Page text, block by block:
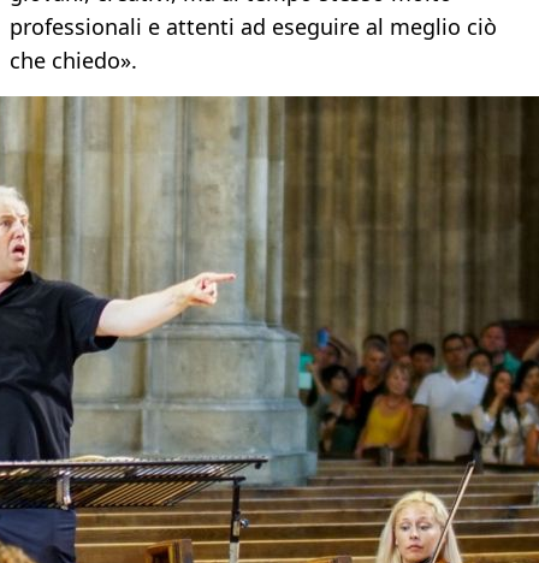
professionali e attenti ad eseguire al meglio ciò
che chiedo».